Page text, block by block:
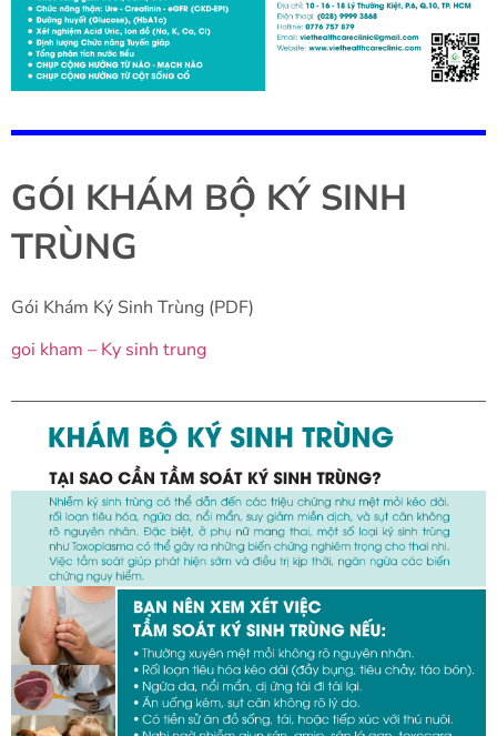
GÓI KHÁM BỘ KÝ SINH
TRÙNG
Gói Khám Ký Sinh Trùng (PDF)
goi kham – Ky sinh trung